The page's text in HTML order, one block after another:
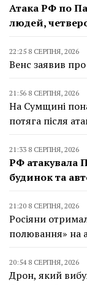
Атака РФ по
людей,
22:25 8 СЕРПНЯ, 2026
Венс заявив
21:56 8 СЕРПНЯ, 2026
На Сумщині
потяга після
21:33 8 СЕРПНЯ, 2026
РФ атакувала
будинок та
21:20 8 СЕРПНЯ, 2026
Росіяни
полювання» на
20:54 8 СЕРПНЯ, 2026
Дрон, який